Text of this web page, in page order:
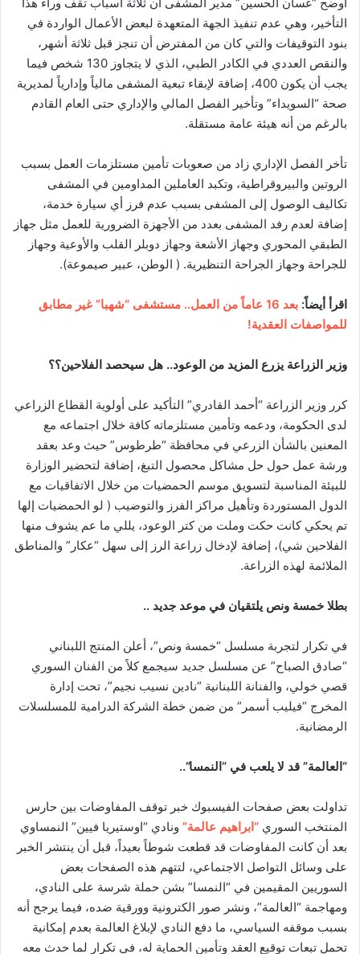
التأخير، وهي عدم تنفيذ الجهة المتعهدة لبعض الأعمال الواردة في
بنود التوقيفات والتي كان من المفترض أن تنجز قبل ثلاثة أشهر،
والنقص العددي في الكادر الطبي، الذي لا يتجاوز 130 شخص فيما
يجب أن يكون 400، إضافة لإبقاء تبعية المشفى مالياً وإدارياً لمديرية
صحة “السويداء” وتأخير الفصل المالي والإداري حتى العام القادم
بالرغم من أنه هيئة عامة مستقلة.
تأخر الفصل الإداري زاد من صعوبات تأمين مستلزمات العمل بسبب
الروتين والبيروقراطية، وتكبد العاملين المداومين في المشفى
تكاليف الوصول إلى المشفى بسبب عدم فرز أي سيارة خدمة،
إضافة لعدم رفد المشفى بعدد من الأجهزة الضرورية للعمل مثل جهاز
الطبقي المحوري وجهاز الأشعة وجهاز دوبلر القلب والأوعية وجهاز
للجراحة وجهاز الجراحة التنظيرية. ( الوطن، عبير صيموعة).
اقرأ أيضاً:
بعد 16 عاماً من العمل.. مستشفى “شهبا” غير مطابق
للمواصفات العقدية!
وزير الزراعة يزرع المزيد من الوعود.. هل سيحصد الفلاحين؟؟
كرر وزير الزراعة “أحمد القادري” التأكيد على أولوية القطاع الزراعي
لدى الحكومة، ودعمه وتأمين مستلزماته كافة خلال اجتماعه مع
المعنين بالشأن الزرعي في محافظة “طرطوس” حيث وعد بعقد
ورشة عمل حول حل مشاكل محصول التبغ، إضافة لتحضير الوزارة
للبيئة المناسبة لتسويق موسم الحمضيات من خلال الاتفاقيات مع
الدول المستوردة وتأهيل مراكز الفرز والتوضيب ( لو الحمضيات إلها
تم يحكي كانت حكت وملت من كتر الوعود، يللي ما عم يشوف منها
الفلاحين شي)، إضافة لإدخال زراعة الرز إلى سهل “عكار” والمناطق
الملائمة لهذه الزراعة.
بطلا خمسة ونص يلتقيان في موعد جديد ..
في تكرار لتجربة مسلسل “خمسة ونص”، أعلن المنتج اللبناني
“صادق الصباح” عن مسلسل جديد سيجمع كلاً من الفنان السوري
قصي خولي، والفنانة اللبنانية “نادين نسيب نجيم”، تحت إدارة
المخرج “فيليب أسمر” من ضمن خطة الشركة الدرامية للمسلسلات
الرمضانية.
“العالمة” قد لا يلعب في “النمسا”..
تداولت بعض صفحات الفيسبوك خبر توقف المفاوضات بين حارس
المنتخب السوري “ابراهيم عالمة” ونادي “اوستيريا فيين” النمساوي
بعد أن كانت المفاوضات قد قطعت شوطاً بعيداً، قبل أن ينتشر الخبر
على وسائل التواصل الاجتماعي، لتتهم هذه الصفحات بعض
السوريين المقيمين في “النمسا” بشن حملة شرسة على النادي،
ومهاجمة “العالمة”، ونشر صور الكترونية وورقية ضده، فيما يرجح أنه
بسبب موقفه السياسي، ما دفع النادي لإبلاغ العالمة بعدم إمكانية
تحمل تبعات توقيع العقد وتأمين الحماية له، في تكرار لما حدث معه